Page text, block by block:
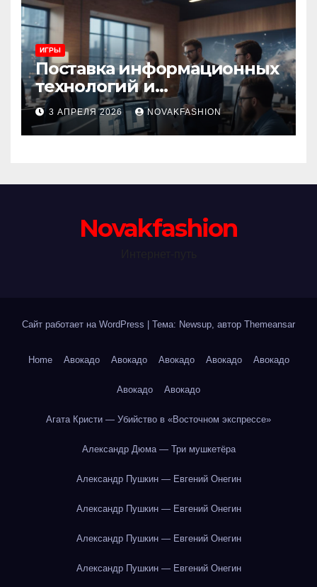
ИГРЫ
Поставка информационных
технологий и
инновационные решения
3 АПРЕЛЯ 2026 NOVAKFASHION
Novakfashion
Сайт работает на WordPress Тема: Newsup, автор Themeansar
Home Авокадо Авокадо Авокадо Авокадо Авокадо
Авокадо Авокадо
Агата Кристи — Убийство в «Восточном экспрессе»
Александр Дюма — Три мушкетёра
Александр Пушкин — Евгений Онегин
Александр Пушкин — Евгений Онегин
Александр Пушкин — Евгений Онегин
Александр Пушкин — Евгений Онегин